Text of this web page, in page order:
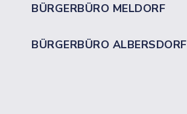
BÜRGERBÜRO MELDORF
BÜRGERBÜRO ALBERSDORF